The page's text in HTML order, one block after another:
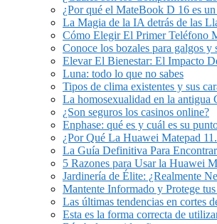
¿Por qué el MateBook D 16 es
La Magia de la IA detrás de las
Cómo Elegir El Primer Teléfono
Conoce los bozales para galgos y
Elevar El Bienestar: El Impacto
Luna: todo lo que no sabes
Tipos de clima existentes y sus
La homosexualidad en la antigua
¿Son seguros los casinos online?
Enphase: qué es y cuál es su
¿Por Qué La Huawei Matepad
La Guía Definitiva Para
5 Razones para Usar la Huawei
Jardinería de Élite: ¿Realmente
Mantente Informado y Protege
Las últimas tendencias en cortes
Esta es la forma correcta de